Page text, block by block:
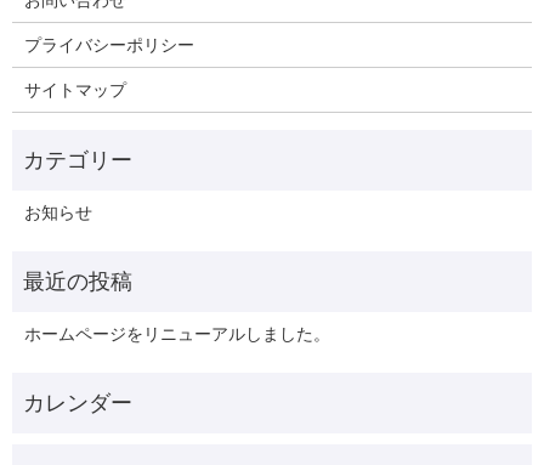
プライバシーポリシー
サイトマップ
お知らせ
ホームページをリニューアルしました。